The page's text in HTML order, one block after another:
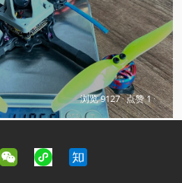
浏览 9127·点赞 1·